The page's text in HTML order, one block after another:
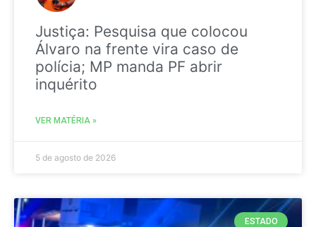
Justiça: Pesquisa que colocou
Álvaro na frente vira caso de
polícia; MP manda PF abrir
inquérito
VER MATÉRIA »
5 de agosto de 2026
ESTADO